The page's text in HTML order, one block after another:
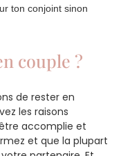
ton conjoint sinon
couple ?
de rester en
les raisons
accomplie et
et que la plupart